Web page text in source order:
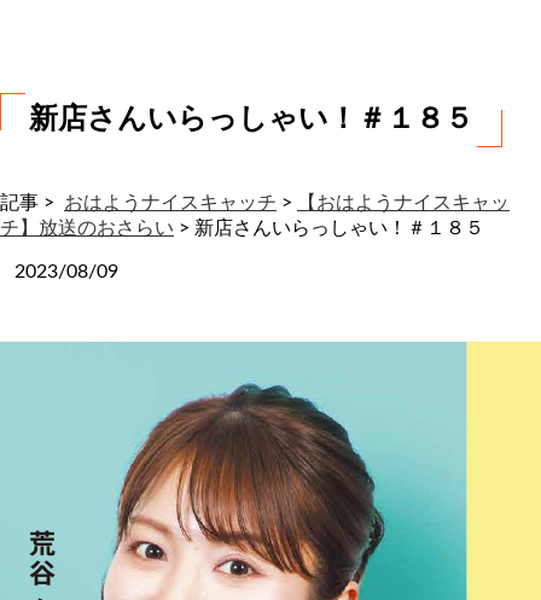
新店さんいらっしゃい！＃１８５
記事 > おはようナイスキャッチ >
【おはようナイスキャッ
チ】放送のおさらい > 新店さんいらっしゃい！＃１８５
2023/08/09